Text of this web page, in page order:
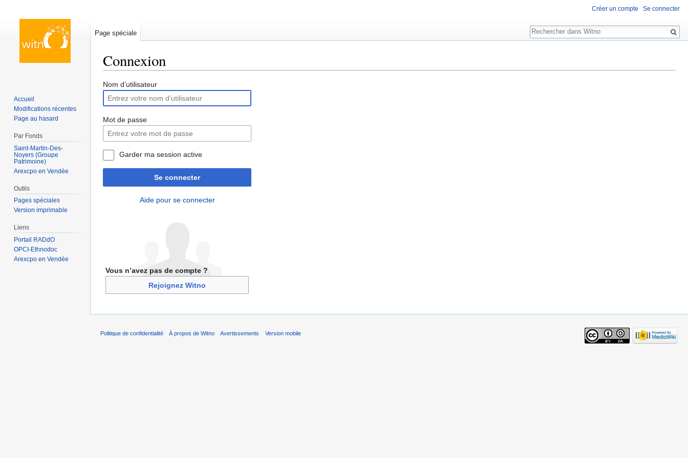
Connexion
Nom d’utilisateur
Mot de passe
Garder ma session active
Se connecter
Aide pour se connecter
Vous n’avez pas de compte ?
Rejoignez Witno
Créer un compte Se connecter
Page spéciale
Rechercher
Accueil
Modifications récentes
Page au hasard
Par Fonds
Saint-Martin-Des-
Noyers (Groupe
Patrimoine)
Arexcpo en Vendée
Outils
Pages spéciales
Version imprimable
Liens
Portail RADdO
OPCI-Ethnodoc
Arexcpo en Vendée
Politique de confidentialité À propos de Witno Avertissements Version mobile